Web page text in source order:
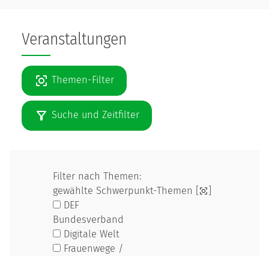
Veranstaltungen
Themen-Filter
Suche und Zeitfilter
Filter nach Themen:
gewählte Schwerpunkt-Themen [
DEF
Bundesverband
Digitale Welt
Frauenwege /